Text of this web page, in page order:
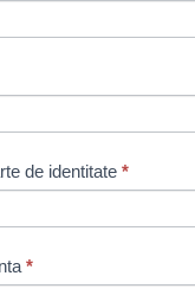
de identitate *
*